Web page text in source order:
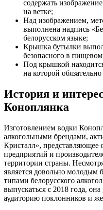
содержать
на ветке;
Над изображением,
выполнена надпись
белорусском языке;
Крышка бутылки
безопасного в
Под крышкой
на которой
История и
Коноплянка
Изготовлением водки
алкогольными брендами,
Кристалл», представляющее
предприятий и
территории страны.
является довольно молодым
типами белорусского
выпускаться с 2018 года,
аудиторию поклонников и